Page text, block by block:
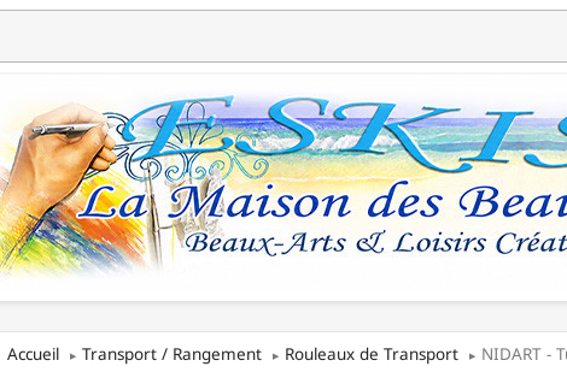
Accueil Transport / Rangement Rouleaux de Transport NIDART -